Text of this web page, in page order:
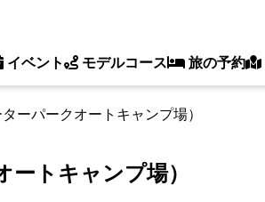
イベント モデルコース 旅の予約
ーパークオートキャンプ場）
トキャンプ場）